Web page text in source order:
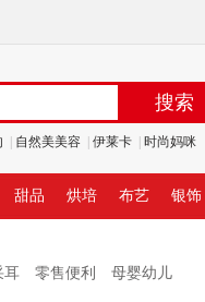
自然美美容 伊莱卡 时尚妈咪
甜品 烘培 布艺 银饰
耳 零售便利 母婴幼儿